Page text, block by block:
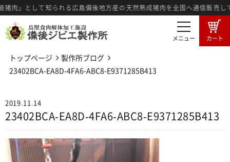
」として知られる広島備後地方産の天然熟成猪肉を全国へ通信販売して
メニュー カート
商品一覧
ジビエ肉の食肉工程 3つの強み
トップページ
製作所ブログ
23402BCA-EA8D-4FA6-ABC8-E9371285B413
2019.11.14
23402BCA-EA8D-4FA6-ABC8-E9371285B413